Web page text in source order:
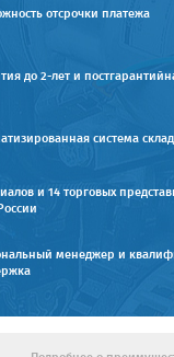
отсрочки платежа
до 2-лет и
система
и 14 торговых
менеджер и